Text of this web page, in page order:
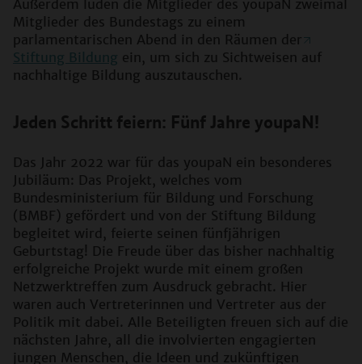
Außerdem luden die Mitglieder des youpaN zweimal
Mitglieder des Bundestags zu einem
parlamentarischen Abend in den Räumen der
Stiftung Bildung ein, um sich zu Sichtweisen auf
nachhaltige Bildung auszutauschen.
Jeden Schritt feiern: Fünf Jahre youpaN!
Das Jahr 2022 war für das youpaN ein besonderes
Jubiläum: Das Projekt, welches vom
Bundesministerium für Bildung und Forschung
(BMBF) gefördert und von der Stiftung Bildung
begleitet wird, feierte seinen fünfjährigen
Geburtstag! Die Freude über das bisher nachhaltig
erfolgreiche Projekt wurde mit einem großen
Netzwerktreffen zum Ausdruck gebracht. Hier
waren auch Vertreterinnen und Vertreter aus der
Politik mit dabei. Alle Beteiligten freuen sich auf die
nächsten Jahre, all die involvierten engagierten
jungen Menschen, die Ideen und zukünftigen